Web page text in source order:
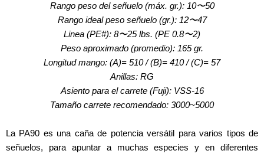
Rango peso del señuelo (máx. gr.): 10〜50
Rango ideal peso señuelo (gr.): 12〜47
Linea (PE#): 8〜25 lbs. (PE 0.8〜2)
Peso aproximado (promedio): 165 gr.
Longitud mango: (A)= 510 / (B)= 410 / (C)= 57
Anillas: RG
Asiento para el carrete (Fuji): VSS-16
Tamaño carrete recomendado: 3000~5000
La PA90 es una caña de potencia versátil para varios tipos de
señuelos, para apuntar a muchas especies y en diferentes